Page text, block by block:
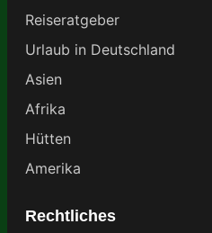
Reiseratgeber
Urlaub in Deutschland
Asien
Afrika
Hütten
Amerika
Rechtliches